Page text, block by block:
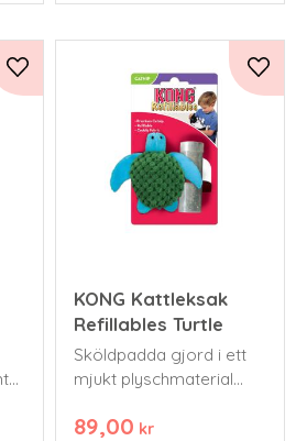
Lägg till i favoriter
KONG Kattleksak
Refillables Turtle
Sköldpadda gjord i ett
mjukt plyschmaterial
bra att leka som att
89,00 kr